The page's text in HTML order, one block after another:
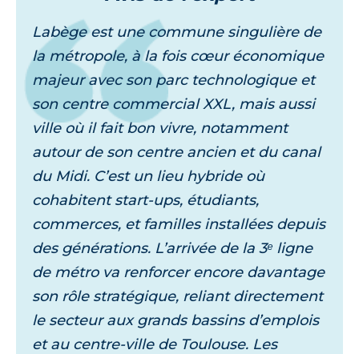
Labège est une commune singulière de
la métropole, à la fois cœur économique
majeur avec son parc technologique et
son centre commercial XXL, mais aussi
ville où il fait bon vivre, notamment
autour de son centre ancien et du canal
du Midi. C’est un lieu hybride où
cohabitent start-ups, étudiants,
commerces, et familles installées depuis
des générations. L’arrivée de la 3ᵉ ligne
de métro va renforcer encore davantage
son rôle stratégique, reliant directement
le secteur aux grands bassins d’emplois
et au centre-ville de Toulouse. Les